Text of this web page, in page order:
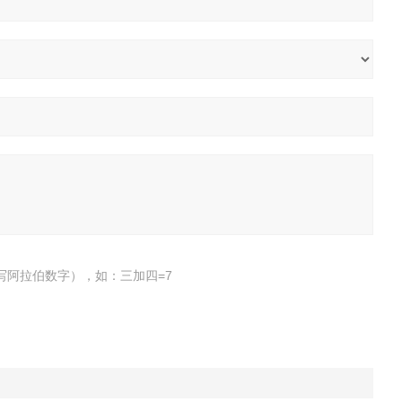
阿拉伯数字），如：三加四=7